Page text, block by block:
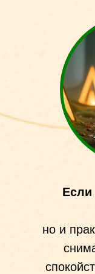
но и